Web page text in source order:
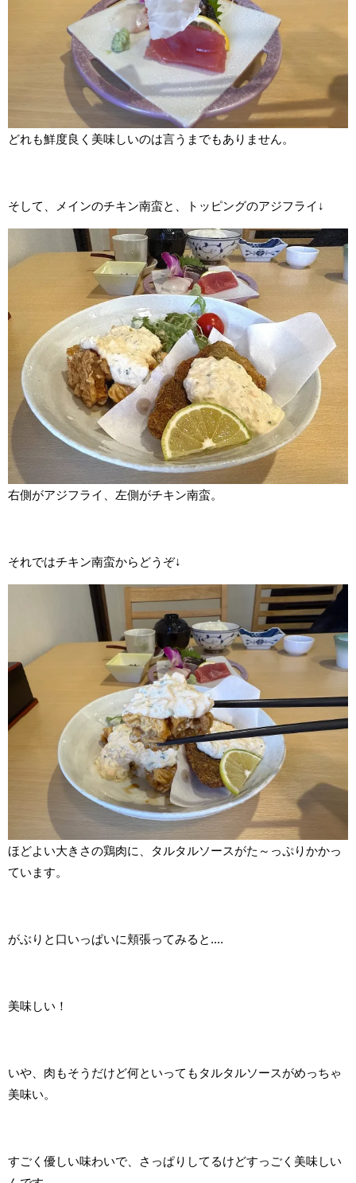
どれも鮮度良く美味しいのは言うまでもありません。
そして、メインのチキン南蛮と、トッピングのアジフライ↓
右側がアジフライ、左側がチキン南蛮。
それではチキン南蛮からどうぞ↓
ほどよい大きさの鶏肉に、タルタルソースがた～っぷりかかっ
ています。
がぶりと口いっぱいに頬張ってみると....
美味しい！
いや、肉もそうだけど何といってもタルタルソースがめっちゃ
美味い。
すごく優しい味わいで、さっぱりしてるけどすっごく美味しい